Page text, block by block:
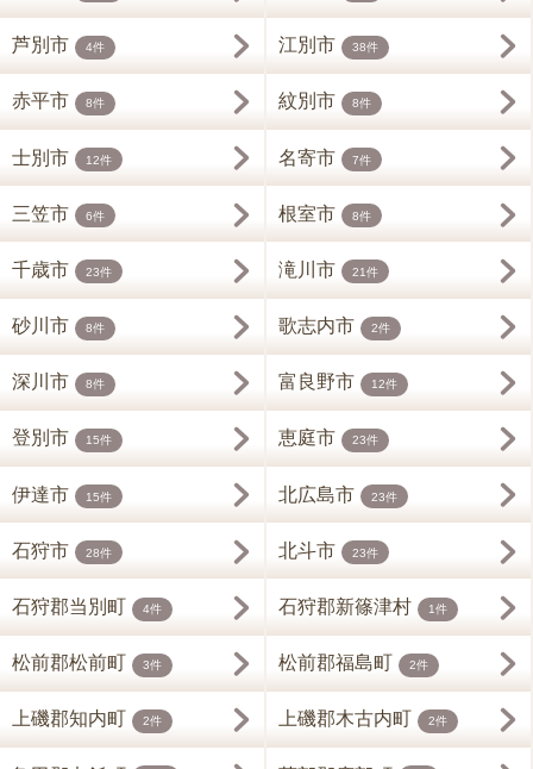
芦別市 4件 江別市 38件
赤平市 8件 紋別市 8件
士別市 12件 名寄市 7件
三笠市 6件 根室市 8件
千歳市 23件 滝川市 21件
砂川市 8件 歌志内市 2件
深川市 8件 富良野市 12件
登別市 15件 恵庭市 23件
伊達市 15件 北広島市 23件
石狩市 28件 北斗市 23件
石狩郡当別町 4件 石狩郡新篠津村 1件
松前郡松前町 3件 松前郡福島町 2件
上磯郡知内町 2件 上磯郡木古内町 2件